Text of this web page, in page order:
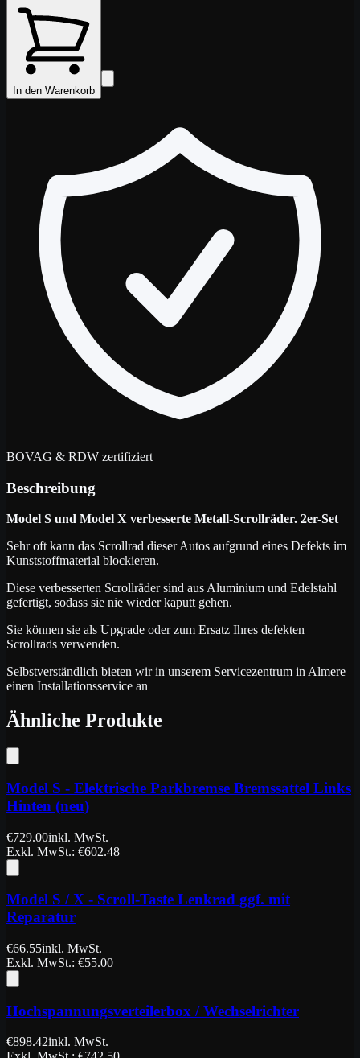
In den Warenkorb
BOVAG & RDW zertifiziert
Beschreibung
Model S und Model X verbesserte Metall-Scrollräder. 2er-Set
Sehr oft kann das Scrollrad dieser Autos aufgrund eines Defekts im
Kunststoffmaterial blockieren.
Diese verbesserten Scrollräder sind aus Aluminium und Edelstahl
gefertigt, sodass sie nie wieder kaputt gehen.
Sie können sie als Upgrade oder zum Ersatz Ihres defekten
Scrollrads verwenden.
Selbstverständlich bieten wir in unserem Servicezentrum in Almere
einen Installationsservice an
Ähnliche Produkte
Model S - Elektrische Parkbremse Bremssattel Links
Hinten (neu)
€729.00inkl. MwSt.
Exkl. MwSt.: €602.48
Model S / X - Scroll-Taste Lenkrad ggf. mit
Reparatur
€66.55inkl. MwSt.
Exkl. MwSt.: €55.00
Hochspannungsverteilerbox / Wechselrichter
€898.42inkl. MwSt.